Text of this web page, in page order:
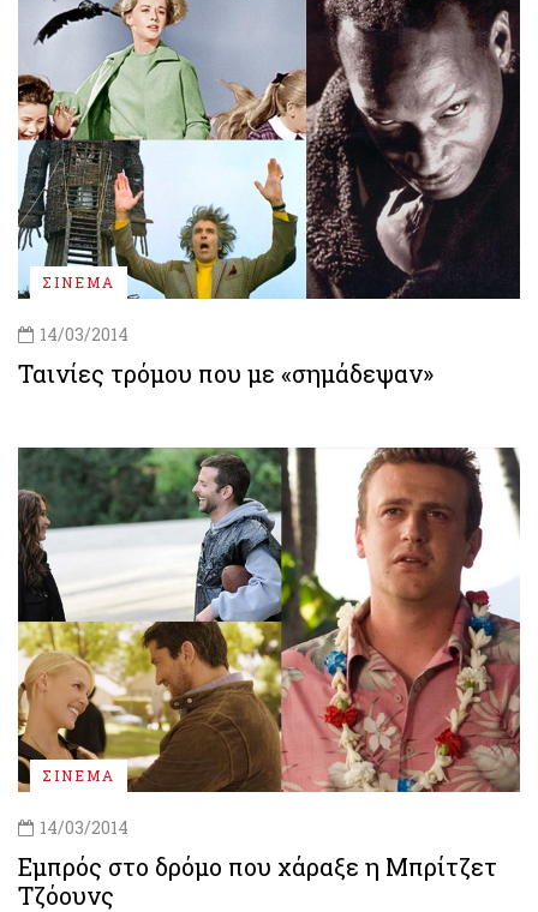
ΣΙΝΕΜΑ
14/03/2014
Ταινίες τρόμου που με «σημάδεψαν»
ΣΙΝΕΜΑ
14/03/2014
Εμπρός στο δρόμο που χάραξε η Μπρίτζετ
Τζόουνς